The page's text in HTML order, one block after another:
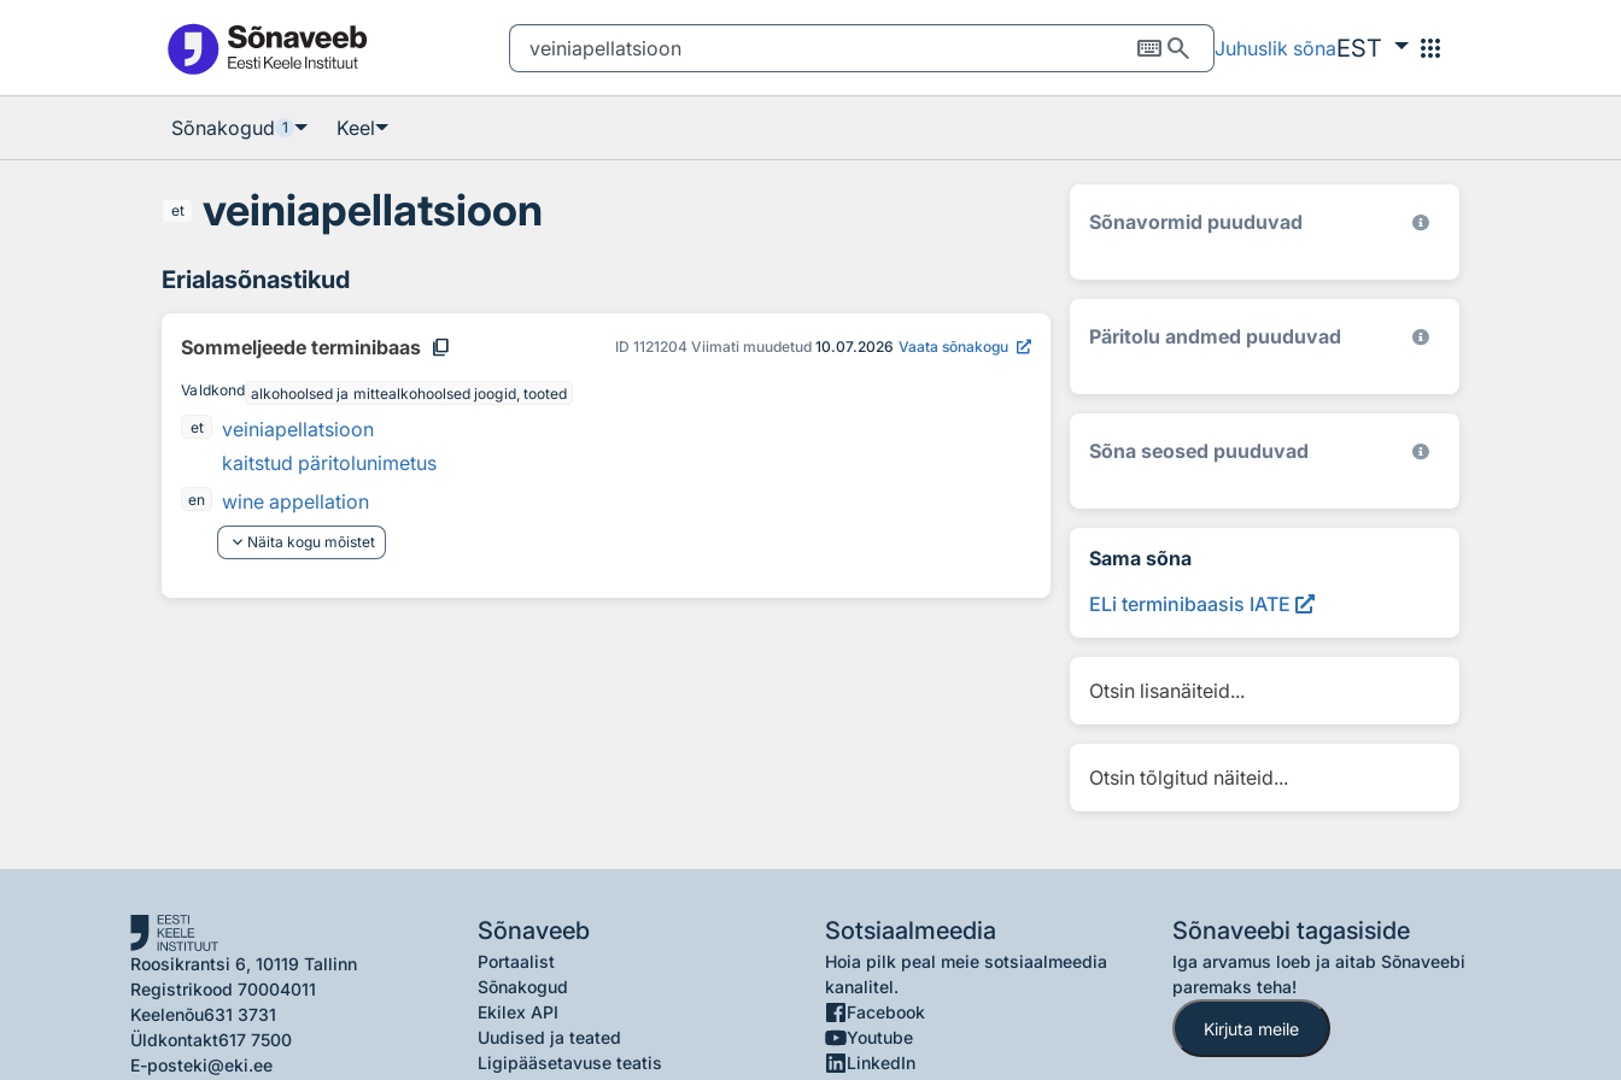
keyboardsearch Juhuslik sõnaEST apps
Sõnakogud 1 Keel
et veiniapellatsioon
Erialasõnastikud
Sommeljeede terminibaas content_copy ID 1121204 Viimati muudetud 10.07.2026 Vaata sõnakogu
Valdkond alkohoolsed ja mittealkohoolsed joogid, tooted
et
veiniapellatsioon
kaitstud päritolunimetus
en
wine appellation
keyboard_arrow_down Näita kogu mõistet
Sõnavormid puuduvad
Päritolu andmed puuduvad
Sõna seosed puuduvad
Sama sõna
ELi terminibaasis IATE
Otsin lisanäiteid...
Otsin tõlgitud näiteid...
Roosikrantsi 6, 10119 Tallinn
Registrikood 70004011
Keelenõu631 3731
Üldkontakt617 7500
E-posteki@eki.ee
Sõnaveeb
Portaalist
Sõnakogud
Ekilex API
Uudised ja teated
Ligipääsetavuse teatis
Sotsiaalmeedia
Hoia pilk peal meie sotsiaalmeedia
kanalitel.
Facebook
Youtube
LinkedIn
Sõnaveebi tagasiside
Iga arvamus loeb ja aitab Sõnaveebi
paremaks teha!
Kirjuta meile